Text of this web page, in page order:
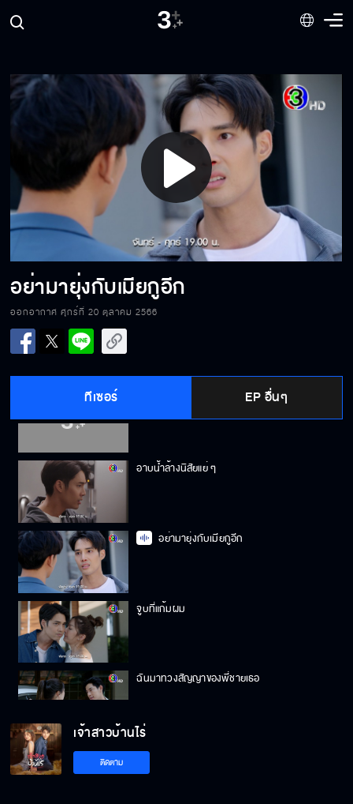
Play
Video
อย่ามายุ่งกับเมียกูอีก
ออกอากาศ ศุกร์ที่ 20 ตุลาคม 2566
ทีเซอร์ EP อื่นๆ
คุณต้องขอบคุณผมนะ ที่ทำให้เจอครอบครัว
เมื่อให้เมียจัดกระเป๋าให้!!
ฉันอยากได้ไว้ทั้ง 2 คน
อาบน้ำล้างนิสัยแย่ ๆ
อย่ามายุ่งกับเมียกูอีก
จูบที่แก้มผม
ฉันมาทวงสัญญาของพี่ชายเธอ
Good Morning Kiss
เจ้าสาวบ้านไร่
ติดตาม